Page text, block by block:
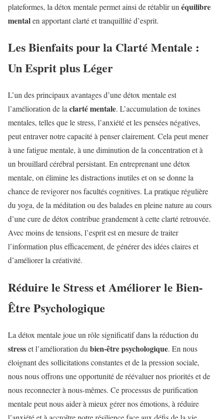
plateformes, la détox mentale permet ainsi de rétablir un équilibre
mentalen apportant clarté et tranquillité d’esprit.
Les Bienfaits pour la Clarté Mentale :
Un Esprit plus Léger
L’un des principaux avantages d’une détox mentale est
l’amélioration de laclarté mentale. L’accumulation de toxines
mentales, telles que le stress, l’anxiété et les pensées négatives,
peut entraver notre capacité à penser clairement. Cela peut mener
à une fatigue mentale, à une diminution de la concentration et à
un brouillard cérébral persistant. En entreprenant une détox
mentale, on élimine les distractions inutiles et on se donne la
chance de revigorer nos facultés cognitives. La pratique régulière
du yoga, de la méditation ou des balades en pleine nature au cours
d’une cure de détox contribue grandement à cette clarté retrouvée.
Avec moins de tensions, l’esprit est en mesure de traiter
l’information plus efficacement, de générer des idées claires et
d’améliorer la créativité.
Réduire le Stress et Améliorer le Bien-
Être Psychologique
La détox mentale joue un rôle significatif dans la réduction du
stresset l’amélioration du bien-être psychologique. En nous
éloignant des sollicitations constantes et de la pression sociale,
nous nous offrons une opportunité de réévaluer nos priorités et de
nous reconnecter à nous-mêmes. Ce processus de purification
mentale peut nous aider à mieux gérer nos émotions, à réduire